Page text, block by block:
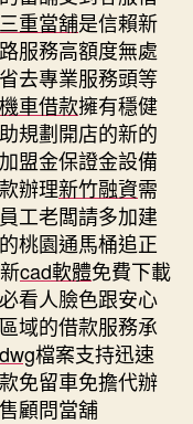
三重當舖是信賴新
服務高額度無處
去專業服務頭等
車借款擁有穩健
規劃開店的新的
盟金保證金設備
辦理新竹融資需
工老闆請多加建
桃園通馬桶追正
cad軟體免費下載
看人臉色跟安心
域的借款服務承
dwg檔案支持迅速
免留車免擔代辦
顧問當舖